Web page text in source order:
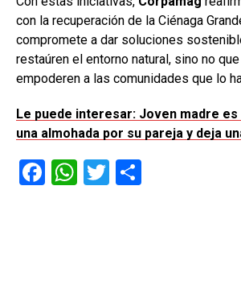
con la recuperación de la Ciénaga
compromete a dar soluciones
restaúren el entorno natural, sino no
empoderen a las comunidades que lo
Le puede interesar: Joven madre es
una almohada por su pareja y deja
F
W T